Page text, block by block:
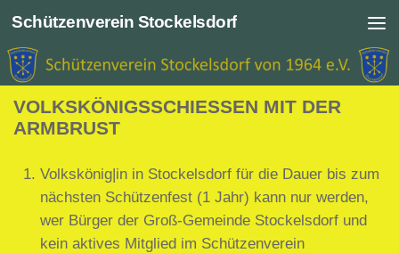
Zum Inhalt springen
Schützenverein Stockelsdorf
VOLKSKÖNIGSSCHIESSEN MIT DER A
RMBRUST
Volkskönig|in in Stockelsdorf für die Dauer bis zum
nächsten Schützenfest (1 Jahr) kann nur werden,
wer Bürger der Groß-Gemeinde Stockelsdorf und
kein aktives Mitglied im Schützenverein